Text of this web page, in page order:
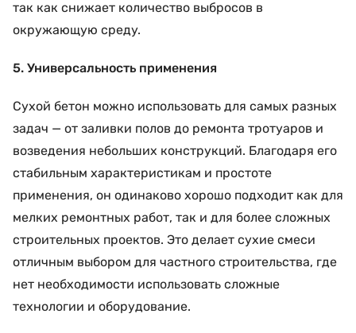
так как снижает количество выбросов в
окружающую среду.
5. Универсальность применения
Сухой бетон можно использовать для самых разных
задач — от заливки полов до ремонта тротуаров и
возведения небольших конструкций. Благодаря его
стабильным характеристикам и простоте
применения, он одинаково хорошо подходит как для
мелких ремонтных работ, так и для более сложных
строительных проектов. Это делает сухие смеси
отличным выбором для частного строительства, где
нет необходимости использовать сложные
технологии и оборудование.